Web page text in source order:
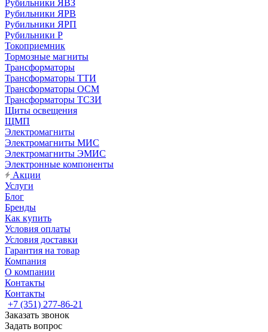
Рубильники ЯВЗ
Рубильники ЯРВ
Рубильники ЯРП
Рубильники Р
Токоприемник
Тормозные магниты
Трансформаторы
Трансформаторы ТТИ
Трансформаторы ОСМ
Трансформаторы ТСЗИ
Щиты освещения
ЩМП
Электромагниты
Электромагниты МИС
Электромагниты ЭМИС
Электронные компоненты
Акции
Услуги
Блог
Бренды
Как купить
Условия оплаты
Условия доставки
Гарантия на товар
Компания
О компании
Контакты
Контакты
+7 (351) 277-86-21
Заказать звонок
Задать вопрос